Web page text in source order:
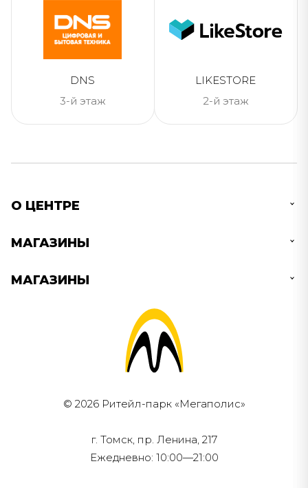
DNS
3-й этаж
LIKESTORE
2-й этаж
О ЦЕНТРЕ
МАГАЗИНЫ
МАГАЗИНЫ
© 2026 Ритейл-парк «Мегаполис»
г. Томск, пр. Ленина, 217
Ежедневно: 10:00—21:00